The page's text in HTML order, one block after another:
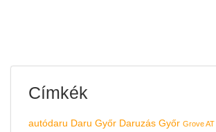
Címkék
autódaru Daru Győr Daruzás Győr Grove AT